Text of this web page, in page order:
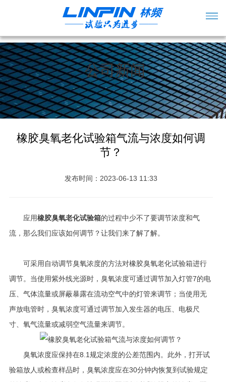
公司新闻
橡胶臭氧老化试验箱气流与浓度如何调
节？
发布时间：2023-06-13 11:33
应用橡胶臭氧老化试验箱的过程中少不了要调节浓度和气
流，那么我们应该如何调节？让我们来了解了解。
可采用自动调节臭氧浓度的方法对橡胶臭氧老化试验箱进行
调节。当使用紫外线光源时，臭氧浓度可通过调节加入灯管7的电
压、气体流量或屏蔽暴露在流动空气中的灯管来调节；当使用无
声放电管时，臭氧浓度可通过调节加入发生器的电压、电极尺
寸、氧气流量或减弱空气流量来调节。
臭氧浓度应保持在8.1规定浓度的公差范围内。此外，打开试
验箱放人或检查样品时，臭氧浓度应在30分钟内恢复到试验规定